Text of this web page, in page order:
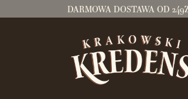
DARMOWA DOSTAWA OD